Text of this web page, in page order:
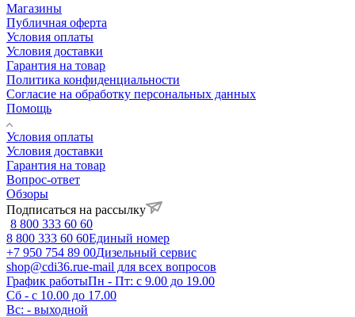
Магазины
Публичная оферта
Условия оплаты
Условия доставки
Гарантия на товар
Политика конфиденциальности
Согласие на обработку персональных данных
Помощь
Условия оплаты
Условия доставки
Гарантия на товар
Вопрос-ответ
Обзоры
Подписаться на рассылку
8 800 333 60 60
8 800 333 60 60Единый номер
+7 950 754 89 00Дизельный сервис
shop@cdi36.rue-mail для всех вопросов
График работыПн - Пт: с 9.00 до 19.00
Сб - с 10.00 до 17.00
Вс: - выходной